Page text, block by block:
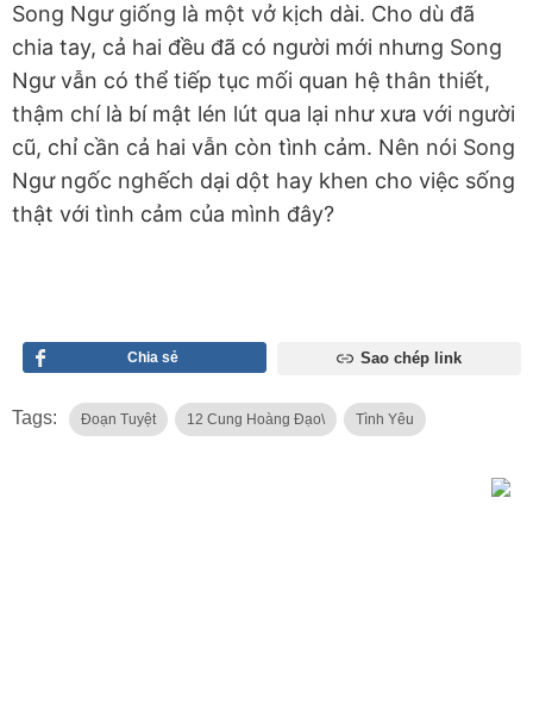
Song Ngư giống là một vở kịch dài. Cho dù đã
chia tay, cả hai đều đã có người mới nhưng Song
Ngư vẫn có thể tiếp tục mối quan hệ thân thiết,
thậm chí là bí mật lén lút qua lại như xưa với người
cũ, chỉ cần cả hai vẫn còn tình cảm. Nên nói Song
Ngư ngốc nghếch dại dột hay khen cho việc sống
thật với tình cảm của mình đây?
Chia sẻ Sao chép link
Tags: Đoạn Tuyệt 12 Cung Hoàng Đạo\ Tình Yêu